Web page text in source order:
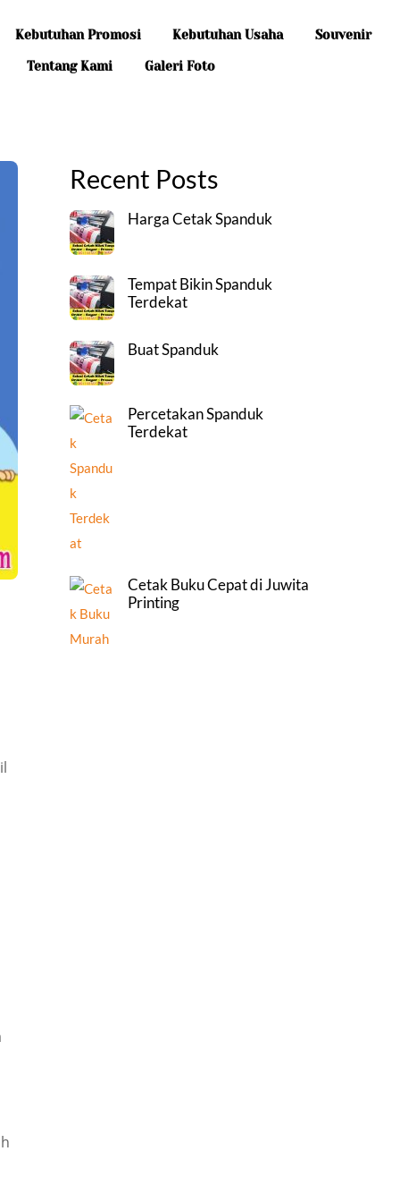
Kebutuhan Promosi Kebutuhan Usaha Souvenir
Tentang Kami Galeri Foto
Recent Posts
Harga Cetak Spanduk
Tempat Bikin Spanduk
Terdekat
Buat Spanduk
Percetakan Spanduk
Terdekat
Cetak Buku Cepat di Juwita
Printing